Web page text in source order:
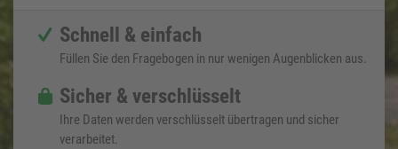
Schnell & einfach
Füllen Sie den Fragebogen in nur wenigen Augenblicken aus.
Sicher & verschlüsselt
Ihre Daten werden verschlüsselt übertragen und sicher
verarbeitet.